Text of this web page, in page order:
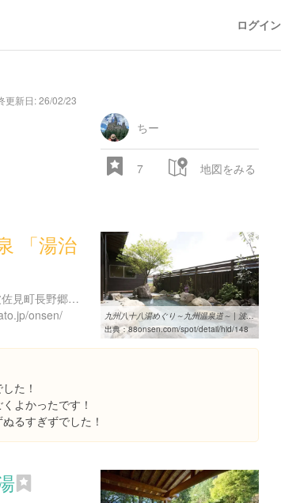
ログイン
更新日: 26/02/23
ちー
7 地図をみる
「湯治
長崎県東彼杵郡波佐見町長野郷５５８-３
onsen/
九州八十八湯めぐり～九州温泉道～ | 波佐見温泉：はさみ温泉 湯治楼 ...
出典：88onsen.com/spot/detail/hid/148
た！
よかったです！
るすぎずでした！